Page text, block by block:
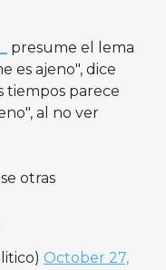
presume el lema
es ajeno", dice
tiempos parece
al no ver
otras
October 27,